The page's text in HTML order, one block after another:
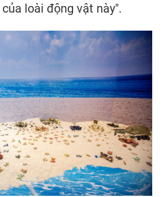
loài động vật này".